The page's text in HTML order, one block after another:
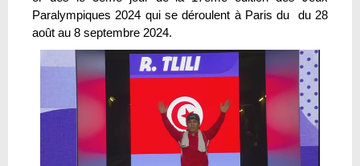
Paralympiques 2024 qui se déroulent à Paris du du 28
août au 8 septembre 2024.